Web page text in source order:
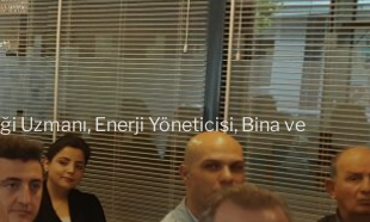
Uzmanı, Enerji Yöneticisi, Bina ve